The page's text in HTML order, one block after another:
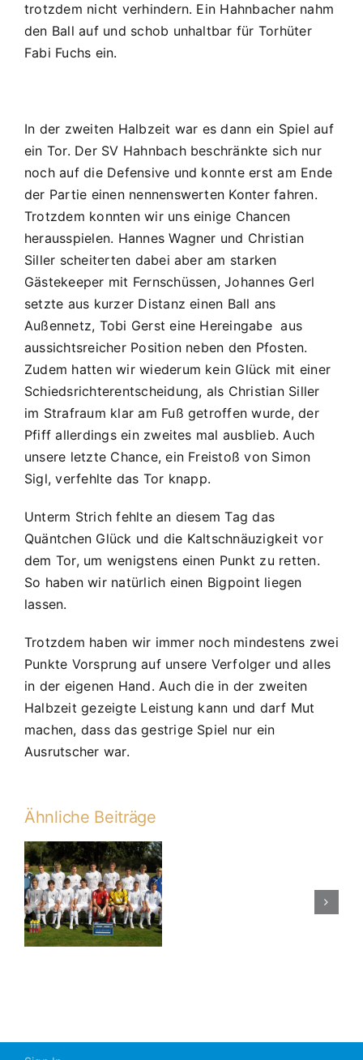
trotzdem nicht verhindern. Ein Hahnbacher nahm
den Ball auf und schob unhaltbar für Torhüter
Fabi Fuchs ein.
In der zweiten Halbzeit war es dann ein Spiel auf
ein Tor. Der SV Hahnbach beschränkte sich nur
noch auf die Defensive und konnte erst am Ende
der Partie einen nennenswerten Konter fahren.
Trotzdem konnten wir uns einige Chancen
herausspielen. Hannes Wagner und Christian
Siller scheiterten dabei aber am starken
Gästekeeper mit Fernschüssen, Johannes Gerl
setzte aus kurzer Distanz einen Ball ans
Außennetz, Tobi Gerst eine Hereingabe aus
aussichtsreicher Position neben den Pfosten.
Zudem hatten wir wiederum kein Glück mit einer
Schiedsrichterentscheidung, als Christian Siller
im Strafraum klar am Fuß getroffen wurde, der
Pfiff allerdings ein zweites mal ausblieb. Auch
unsere letzte Chance, ein Freistoß von Simon
Sigl, verfehlte das Tor knapp.
Unterm Strich fehlte an diesem Tag das
Quäntchen Glück und die Kaltschnäuzigkeit vor
dem Tor, um wenigstens einen Punkt zu retten.
So haben wir natürlich einen Bigpoint liegen
lassen.
Trotzdem haben wir immer noch mindestens zwei
Punkte Vorsprung auf unsere Verfolger und alles
in der eigenen Hand. Auch die in der zweiten
Halbzeit gezeigte Leistung kann und darf Mut
machen, dass das gestrige Spiel nur ein
Ausrutscher war.
Ähnliche Beiträge